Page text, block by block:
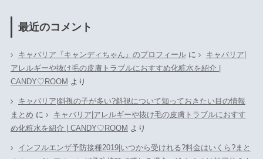
最近のコメント
キャバリア『キャンディちゃん』のプロフィールに
キャバリア|
アレルギーや抜け毛の皮膚トラブルにおすすめ化粧水を紹介 |
CANDY♡ROOM より
キャバリア|斜視の子が多い?斜視について知っておきたい目の情報
まとめ に
キャバリア|アレルギーや抜け毛の皮膚トラブルにおすす
め化粧水を紹介 | CANDY♡ROOM より
インフルエンザ予防接種2019|いつから受けれる?料金はいくら?まと